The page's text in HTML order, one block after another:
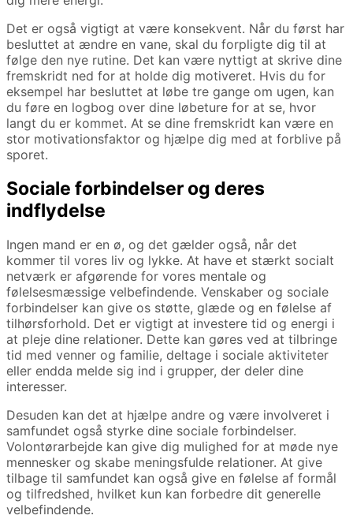
Det er også vigtigt at være konsekvent. Når du først har
besluttet at ændre en vane, skal du forpligte dig til at
følge den nye rutine. Det kan være nyttigt at skrive dine
fremskridt ned for at holde dig motiveret. Hvis du for
eksempel har besluttet at løbe tre gange om ugen, kan
du føre en logbog over dine løbeture for at se, hvor
langt du er kommet. At se dine fremskridt kan være en
stor motivationsfaktor og hjælpe dig med at forblive på
sporet.
Sociale forbindelser og deres
indflydelse
Ingen mand er en ø, og det gælder også, når det
kommer til vores liv og lykke. At have et stærkt socialt
netværk er afgørende for vores mentale og
følelsesmæssige velbefindende. Venskaber og sociale
forbindelser kan give os støtte, glæde og en følelse af
tilhørsforhold. Det er vigtigt at investere tid og energi i
at pleje dine relationer. Dette kan gøres ved at tilbringe
tid med venner og familie, deltage i sociale aktiviteter
eller endda melde sig ind i grupper, der deler dine
interesser.
Desuden kan det at hjælpe andre og være involveret i
samfundet også styrke dine sociale forbindelser.
Volontørarbejde kan give dig mulighed for at møde nye
mennesker og skabe meningsfulde relationer. At give
tilbage til samfundet kan også give en følelse af formål
og tilfredshed, hvilket kun kan forbedre dit generelle
velbefindende.